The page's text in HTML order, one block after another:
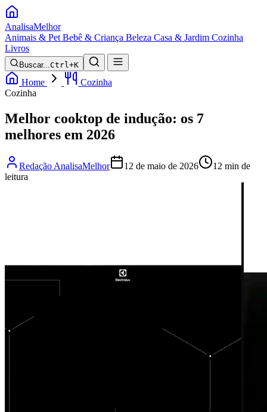
AnalisaMelhor
Animais & Pet Bebê & Criança Beleza Casa & Jardim Cozinha
Livros
Buscar...Ctrl+K
Home
Cozinha
Cozinha
Melhor cooktop de indução: os 7
melhores em 2026
Redação AnalisaMelhor 12 de maio de 2026
12 min de
leitura